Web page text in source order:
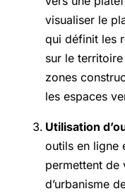
visualiser le
qui définit les
sur le
zones
les espaces
Utilisation
outils en ligne
permettent de
d’urbanisme